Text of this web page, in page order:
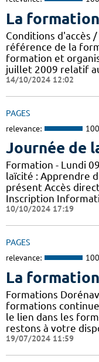
La formation
Conditions d'accès
référence de la
formation et
juillet 2009 relatif
14/10/2024 12:02
PAGES
relevance:
Journée de
Formation - Lundi
laïcité : Apprendre
présent Accès
Inscription
10/10/2024 17:19
PAGES
relevance:
La
Formations
formations
le lien dans les
restons à votre
19/07/2024 11:59